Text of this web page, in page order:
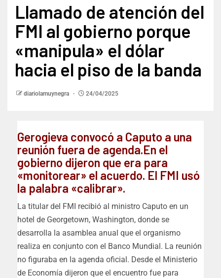
Llamado de atención del
FMI al gobierno porque
«manipula» el dólar
hacia el piso de la banda
diariolamuynegra 24/04/2025
Gerogieva convocó a Caputo a una
reunión fuera de agenda.En el
gobierno dijeron que era para
«monitorear» el acuerdo. El FMI usó
la palabra «calibrar».
La titular del FMI recibió al ministro Caputo en un
hotel de Georgetown, Washington, donde se
desarrolla la asamblea anual que el organismo
realiza en conjunto con el Banco Mundial. La reunión
no figuraba en la agenda oficial. Desde el Ministerio
de Economía dijeron que el encuentro fue para